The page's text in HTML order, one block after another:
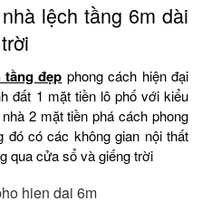
lệch tầng 6m dài
tầng đẹp phong cách hiện đại
đất 1 mặt tiền lô phố với kiểu
2 mặt tiền phá cách phong
đó có các không gian nội thất
qua cửa sổ và giếng trời